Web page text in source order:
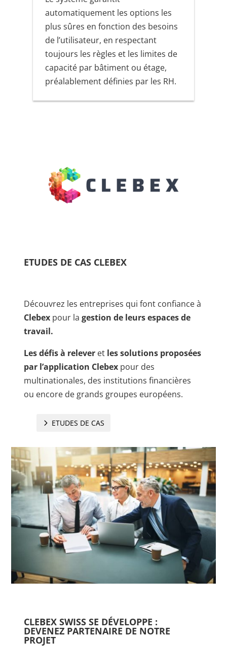
automatiquement les options les
plus sûres en fonction des besoins
de l’utilisateur, en respectant
toujours les règles et les limites de
capacité par bâtiment ou étage,
préalablement définies par les RH.
ETUDES DE CAS CLEBEX
Découvrez les entreprises qui font confiance à
Clebex pour lagestion de leurs espaces de
travail.
Les défis à relever et les solutions proposées
par l’application Clebex pour des
multinationales, des institutions financières
ou encore de grands groupes européens.
ETUDES DE CAS
CLEBEX SWISS SE DÉVELOPPE :
DEVENEZ PARTENAIRE DE NOTRE
PROJET